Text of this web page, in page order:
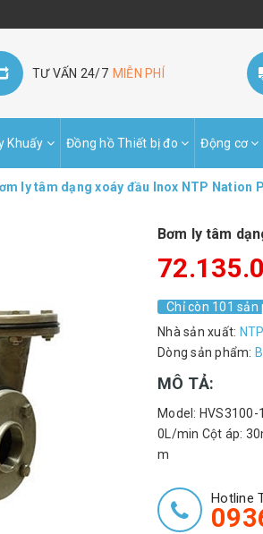
TƯ VẤN 24/7 MIỄN PHÍ
Khuấy Đồng hồ Thiết bị đo Động cơ
ly tâm dạng xoáy đầu Inox NTP Nation
Bơm ly tâm
Chỉ còn 101 sản
Nhà sản xuất:
Dòng sản phẩm:
MÔ TẢ:
Model:
0L/min Cột áp:
m
Hotline